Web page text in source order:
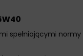
spełniającymi normy